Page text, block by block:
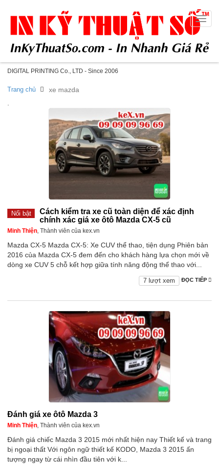
DIGITAL PRINTING Co., LTD - Since 2006
Toggle
Trang chủ xe mazda
.
Nổi bật
Cách kiểm tra xe cũ toàn diện để xác định
chính xác giá xe ôtô Mazda CX-5 cũ
Minh Thiện, Thành viên của kex.vn
Mazda CX-5 Mazda CX-5: Xe CUV thể thao, tiện dụng Phiên bản
2016 của Mazda CX-5 đem đến cho khách hàng lựa chọn mới về
dòng xe CUV 5 chỗ kết hợp giữa tính năng động thể thao với...
ĐỌC TIẾP
7 lượt xem
Đánh giá xe ôtô Mazda 3
Minh Thiện, Thành viên của kex.vn
Đánh giá chiếc Mazda 3 2015 mới nhất hiện nay Thiết kế và trang
bị ngoại thất Với ngôn ngữ thiết kế KODO, Mazda 3 2015 ấn
tượng ngay từ cái nhìn đầu tiên với k...